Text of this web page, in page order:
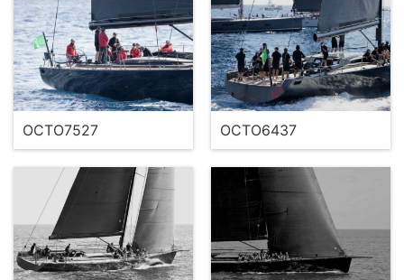
OCTO7527 OCTO6437